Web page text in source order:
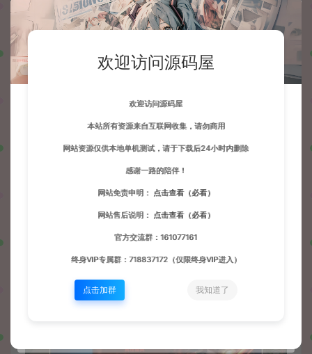
欢迎访问源码屋
欢迎访问源码屋
本站所有资源来自互联网收集，请勿商用
网站资源仅供本地单机测试，请于下载后24小时内删除
感谢一路的陪伴！
网站免责申明： 点击查看（必看）
网站售后说明： 点击查看（必看）
官方交流群：161077161
终身VIP专属群：718837172（仅限终身VIP进入）
点击加群 我知道了